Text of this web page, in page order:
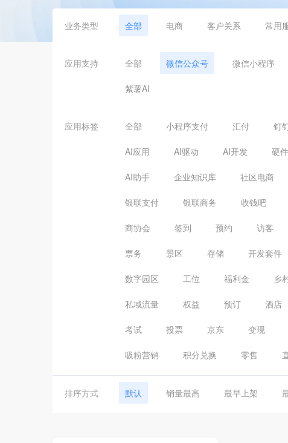
业务类型 全部 电商 客户关系 常用
应用支持 全部 微信公众号 微信小程序
紫薯AI
应用标签 全部 小程序支付 汇付 钉
AI应用 AI驱动 AI开发 硬件
AI助手 企业知识库 社区电商
银联支付 银联商务 收钱吧
商协会 签到 预约 访客
票务 景区 存储 开发套件
数字园区 工位 福利金 乡
私域流量 权益 预订 酒店
考试 投票 京东 变现
吸粉营销 积分兑换 零售
排序方式 默认 销量最高 最早上架